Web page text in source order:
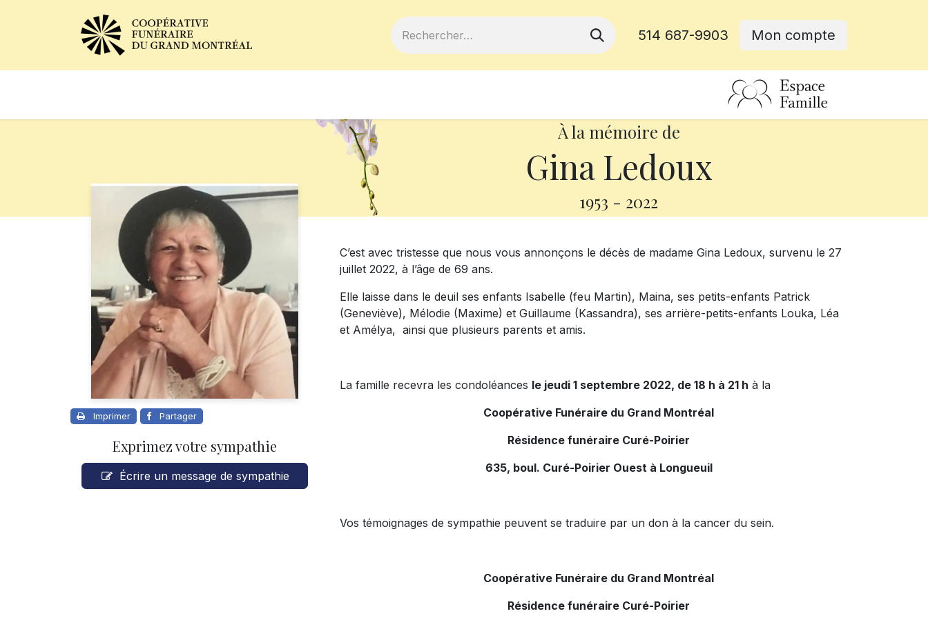
514 687-9903 Mon compte
À la mémoire de
Gina Ledoux
1953 - 2022
Imprimer Partager
Exprimez votre sympathie
Écrire un message de sympathie
C’est avec tristesse que nous vous annonçons le décès de madame Gina Ledoux, survenu le 27
juillet 2022, à l’âge de 69 ans.
Elle laisse dans le deuil ses enfants Isabelle (feu Martin), Maina, ses petits-enfants Patrick
(Geneviève), Mélodie (Maxime) et Guillaume (Kassandra), ses arrière-petits-enfants Louka, Léa
et Amélya, ainsi que plusieurs parents et amis.
La famille recevra les condoléances le jeudi 1 septembre 2022, de 18 h à 21 h à la
Coopérative Funéraire du Grand Montréal
Résidence funéraire Curé-Poirier
635, boul. Curé-Poirier Ouest à Longueuil
Vos témoignages de sympathie peuvent se traduire par un don à la cancer du sein.
Coopérative Funéraire du Grand Montréal
Résidence funéraire Curé-Poirier